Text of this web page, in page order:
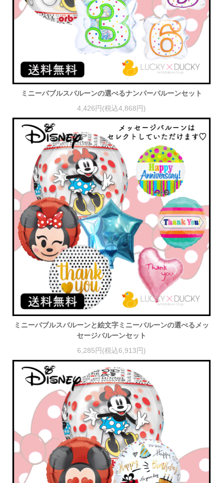
ミニーバブルスバルーンの選べるナンバーバルーンセット
4,426円(税込4,868円)
ミニーバブルスバルーンと絵文字ミニーバルーンの選べるメッ
セージバルーンセット
6,285円(税込6,913円)